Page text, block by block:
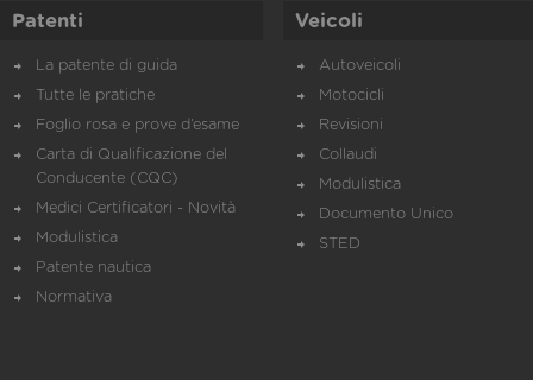
Patenti
La patente di guida
Tutte le pratiche
Foglio rosa e prove d’esame
Carta di Qualificazione del
Conducente (CQC)
Medici Certificatori - Novità
Modulistica
Patente nautica
Normativa
Veicoli
Autoveicoli
Motocicli
Revisioni
Collaudi
Modulistica
Documento Unico
STED